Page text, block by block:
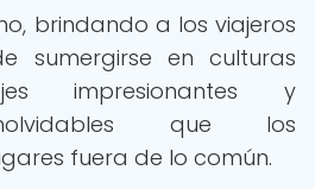
brindando a los viajeros
sumergirse en culturas
impresionantes y
que los
fuera de lo común.